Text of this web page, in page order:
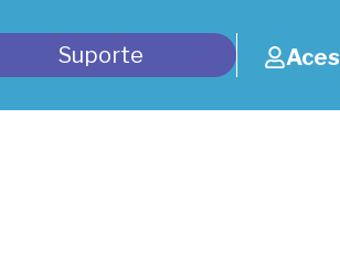
Suporte